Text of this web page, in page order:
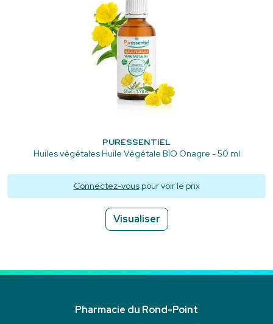
PURESSENTIEL
Huiles végétales Huile Végétale BIO Onagre - 50 ml
Connectez-vouspour voir le prix
Visualiser
Pharmacie du Rond-Point